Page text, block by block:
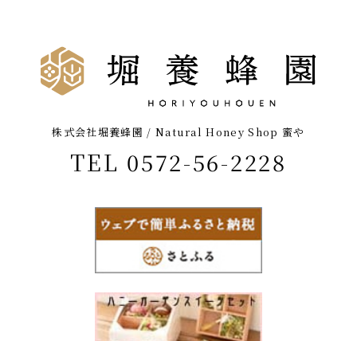
株式会社堀養蜂園 / Natural Honey Shop 蜜や
TEL 0572-56-2228